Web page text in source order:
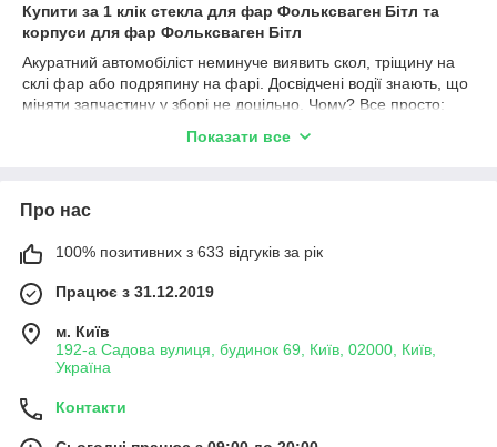
Купити за 1 клiк стекла для фар Фольксваген Бітл та
корпуси для фар Фольксваген Бітл
Акуратний автомобіліст неминуче виявить скол, тріщину на
склі фар або подряпину на фарі. Досвідчені водії знають, що
міняти запчастину у зборі не доцільно. Чому? Все просто:
швидко, ощадливо і просто. Головне звернутися до
магазин, який має свій склад та дуже широкий асортимент на
до
Акури– все в наявності.Набирайте! Крім того, ми
порадимо вам надійних установників – наших партнерів, які
можуть полагодити все.
Вам варто звернутися до
у нас найкращі ціни в Україні, а для постійних
ми постачальники №1 в Україні, т.я. у нас найбільший
Показати все
Про нас
100% позитивних з 633 відгуків за рік
Працює з 31.12.2019
м. Київ
192-а Садова вулиця, будинок 69, Київ, 02000, Київ,
Україна
Контакти